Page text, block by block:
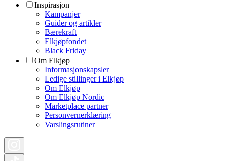
Inspirasjon
Kampanjer
Guider og artikler
Bærekraft
Elkjøpfondet
Black Friday
Om Elkjøp
Informasjonskapsler
Ledige stillinger i Elkjøp
Om Elkjøp
Om Elkjøp Nordic
Marketplace partner
Personvernerklæring
Varslingsrutiner